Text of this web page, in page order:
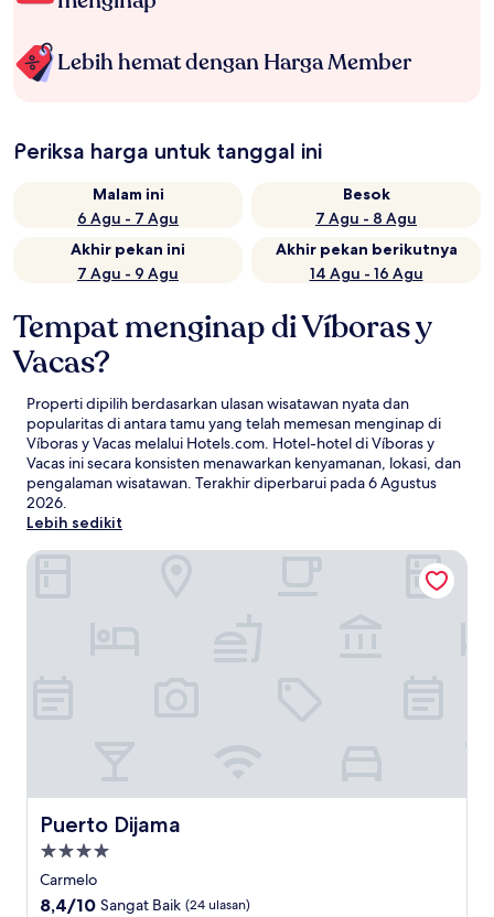
Lebih hemat dengan Harga Member
Periksa harga untuk tanggal ini
Malam ini
6 Agu - 7 Agu
Besok
7 Agu - 8 Agu
Akhir pekan ini
7 Agu - 9 Agu
Akhir pekan berikutnya
14 Agu - 16 Agu
Tempat menginap di Víboras y
Vacas?
Properti dipilih berdasarkan ulasan wisatawan nyata dan
popularitas di antara tamu yang telah memesan menginap di
Víboras y Vacas melalui Hotels.com. Hotel-hotel di Víboras y
Vacas ini secara konsisten menawarkan kenyamanan, lokasi, dan
pengalaman wisatawan. Terakhir diperbarui pada6 Agustus
2026.
Lebih sedikit
Puerto Dijama
Puerto Dijama
Properti
bintang
4.0
Carmelo
8.4
8,4/10 Sangat Baik (24 ulasan)
Puerto Dijama